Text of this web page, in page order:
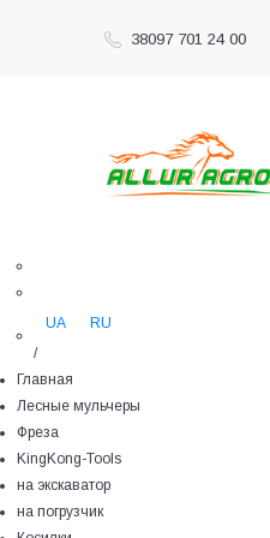
38097 701 24 00
UA
/
RU
Главная
Лесные мульчеры
Фреза
KingKong-Tools
на экскаватор
на погрузчик